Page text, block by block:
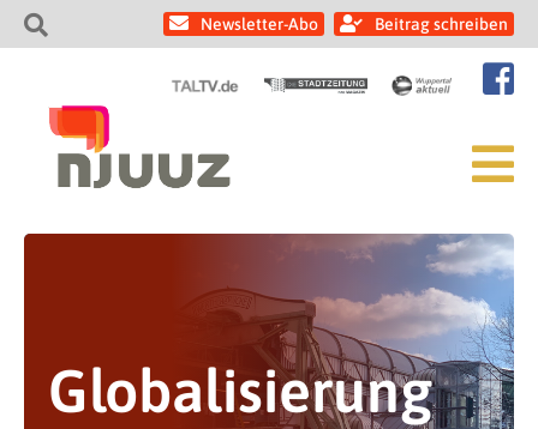
Newsletter-Abo Beitrag schreiben
Globalisierung